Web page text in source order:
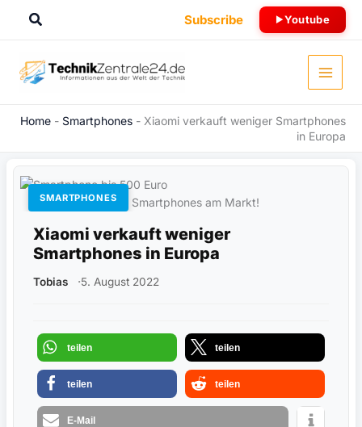
Suchen Subscribe Youtube
Home - Smartphones - Xiaomi verkauft weniger Smartphones
in Europa
SMARTPHONESViele Smartphones am Markt!
Xiaomi verkauft weniger
Smartphones in Europa
Tobias 5. August 2022
teilen teilen
teilen teilen
E-Mail